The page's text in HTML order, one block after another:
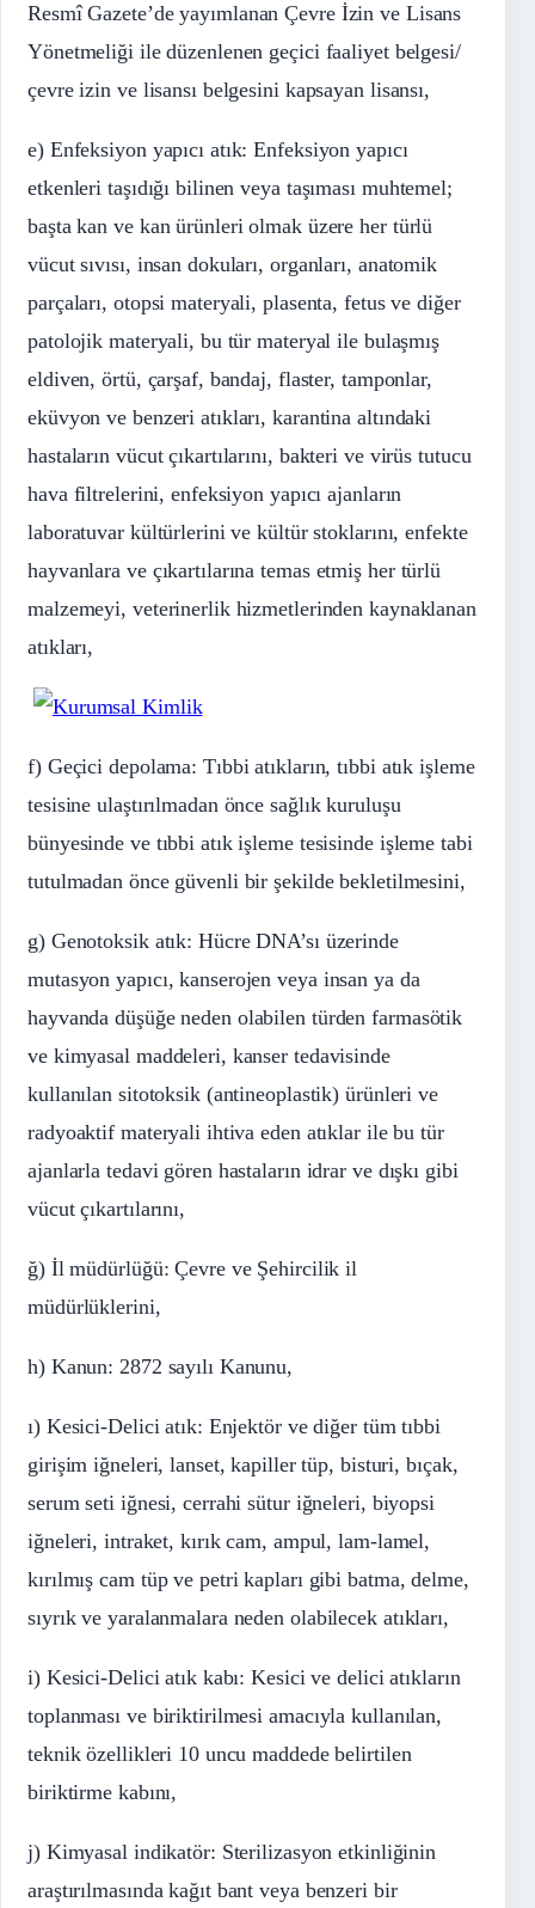
Resmî Gazete’de yayımlanan Çevre İzin ve Lisans
Yönetmeliği ile düzenlenen geçici faaliyet belgesi/
çevre izin ve lisansı belgesini kapsayan lisansı,
e) Enfeksiyon yapıcı atık: Enfeksiyon yapıcı
etkenleri taşıdığı bilinen veya taşıması muhtemel;
başta kan ve kan ürünleri olmak üzere her türlü
vücut sıvısı, insan dokuları, organları, anatomik
parçaları, otopsi materyali, plasenta, fetus ve diğer
patolojik materyali, bu tür materyal ile bulaşmış
eldiven, örtü, çarşaf, bandaj, flaster, tamponlar,
eküvyon ve benzeri atıkları, karantina altındaki
hastaların vücut çıkartılarını, bakteri ve virüs tutucu
hava filtrelerini, enfeksiyon yapıcı ajanların
laboratuvar kültürlerini ve kültür stoklarını, enfekte
hayvanlara ve çıkartılarına temas etmiş her türlü
malzemeyi, veterinerlik hizmetlerinden kaynaklanan
atıkları,
f) Geçici depolama: Tıbbi atıkların, tıbbi atık işleme
tesisine ulaştırılmadan önce sağlık kuruluşu
bünyesinde ve tıbbi atık işleme tesisinde işleme tabi
tutulmadan önce güvenli bir şekilde bekletilmesini,
g) Genotoksik atık: Hücre DNA’sı üzerinde
mutasyon yapıcı, kanserojen veya insan ya da
hayvanda düşüğe neden olabilen türden farmasötik
ve kimyasal maddeleri, kanser tedavisinde
kullanılan sitotoksik (antineoplastik) ürünleri ve
radyoaktif materyali ihtiva eden atıklar ile bu tür
ajanlarla tedavi gören hastaların idrar ve dışkı gibi
vücut çıkartılarını,
ğ) İl müdürlüğü: Çevre ve Şehircilik il
müdürlüklerini,
h) Kanun: 2872 sayılı Kanunu,
ı) Kesici-Delici atık: Enjektör ve diğer tüm tıbbi
girişim iğneleri, lanset, kapiller tüp, bisturi, bıçak,
serum seti iğnesi, cerrahi sütur iğneleri, biyopsi
iğneleri, intraket, kırık cam, ampul, lam-lamel,
kırılmış cam tüp ve petri kapları gibi batma, delme,
sıyrık ve yaralanmalara neden olabilecek atıkları,
i) Kesici-Delici atık kabı: Kesici ve delici atıkların
toplanması ve biriktirilmesi amacıyla kullanılan,
teknik özellikleri 10 uncu maddede belirtilen
biriktirme kabını,
j) Kimyasal indikatör: Sterilizasyon etkinliğinin
araştırılmasında kağıt bant veya benzeri bir